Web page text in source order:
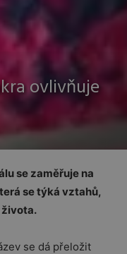
ovlivňuje
se zaměřuje na
se týká vztahů,
života.
se dá přeložit